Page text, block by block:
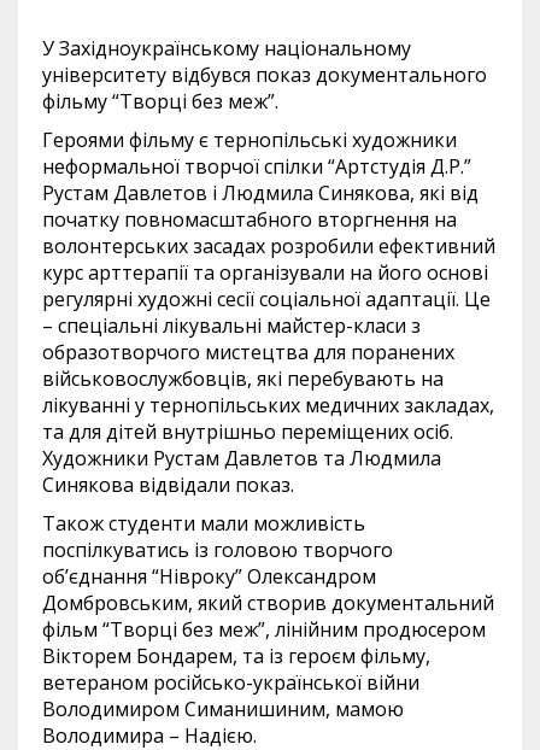
У Західноукраїнському національному
університету відбувся показ документального
фільму “Творці без меж”.
Героями фільму є тернопільські художники
неформальної творчої спілки “Артстудія Д.Р.”
Рустам Давлетов і Людмила Синякова, які від
початку повномасштабного вторгнення на
волонтерських засадах розробили ефективний
курс арттерапії та організували на його основі
регулярні художні сесії соціальної адаптації. Це
– спеціальні лікувальні майстер-класи з
образотворчого мистецтва для поранених
військовослужбовців, які перебувають на
лікуванні у тернопільських медичних закладах,
та для дітей внутрішньо переміщених осіб.
Художники Рустам Давлетов та Людмила
Синякова відвідали показ.
Також студенти мали можливість
поспілкуватись із головою творчого
об’єднання “Нівроку” Олександром
Домбровським, який створив документальний
фільм “Творці без меж”, лінійним продюсером
Вікторем Бондарем, та із героєм фільму,
ветераном російсько-української війни
Володимиром Симанишиним, мамою
Володимира – Надією.